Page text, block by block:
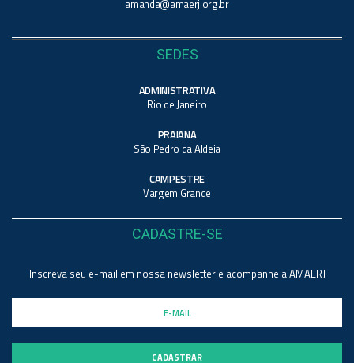
amanda@amaerj.org.br
SEDES
ADMINISTRATIVA
Rio de Janeiro
PRAIANA
São Pedro da Aldeia
CAMPESTRE
Vargem Grande
CADASTRE-SE
Inscreva seu e-mail em nossa newsletter e acompanhe a AMAERJ